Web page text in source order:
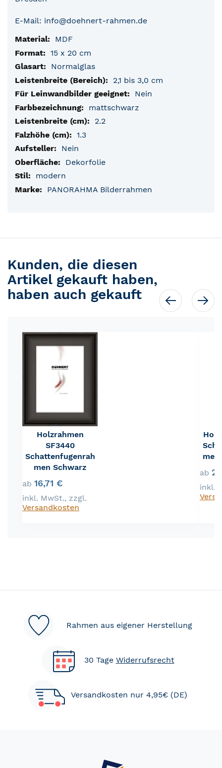
E-Mail: info@doehnert-rahmen.de
MDF
15 x 20 cm
Normalglas
2,1 bis 3,0 cm
Nein
mattschwarz
2.2
1.3
Nein
Dekorfolie
modern
PANORAHMA Bilderrahmen
Kunden, die diesen
Artikel gekauft haben,
haben auch gekauft
Holzrahmen
SF3440
Schattenfugenrah
men Schwarz
ab 16,71 €
inkl. MwSt., zzgl.
Versandkosten
ab
inkl.
Rahmen aus eigener Herstellung
30 Tage Widerrufsrecht
Versandkosten nur 4,95€ (DE)